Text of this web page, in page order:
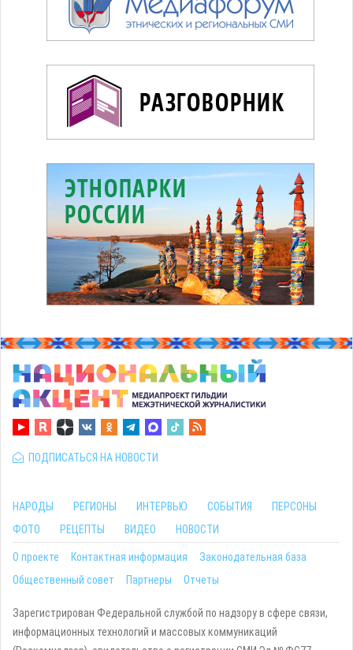
ПОДПИСАТЬСЯ НА НОВОСТИ
НАРОДЫ РЕГИОНЫ ИНТЕРВЬЮ СОБЫТИЯ
ПЕРСОНЫ
ФОТО
РЕЦЕПТЫ ВИДЕО НОВОСТИ
О проекте Контактная информация
Законодательная база
Общественный совет
Партнеры Отчеты
Зарегистрирован Федеральной службой по надзору в сфере связи,
информационных технологий и массовых коммуникаций